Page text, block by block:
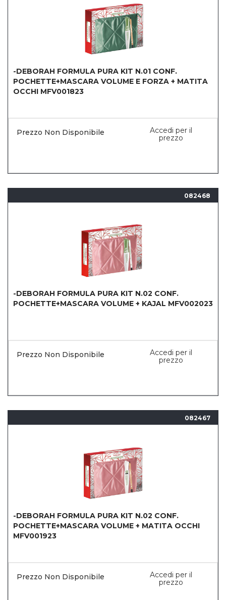
-DEBORAH FORMULA PURA KIT N.01 CONF.
POCHETTE+MASCARA VOLUME E FORZA + MATITA
OCCHI MFV001823
Prezzo Non Disponibile
Accedi per il
prezzo
082468
-DEBORAH FORMULA PURA KIT N.02 CONF.
POCHETTE+MASCARA VOLUME + KAJAL MFV002023
Prezzo Non Disponibile
Accedi per il
prezzo
082467
-DEBORAH FORMULA PURA KIT N.02 CONF.
POCHETTE+MASCARA VOLUME + MATITA OCCHI
MFV001923
Prezzo Non Disponibile
Accedi per il
prezzo